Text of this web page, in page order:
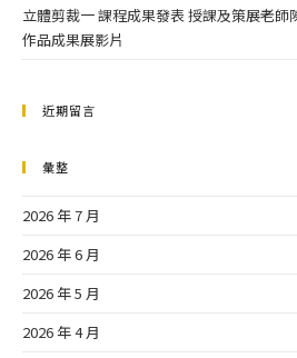
立體剪裁一 課程成果發表 授課及策展老
作品成果展影片
近期留言
彙整
2026 年 7 月
2026 年 6 月
2026 年 5 月
2026 年 4 月